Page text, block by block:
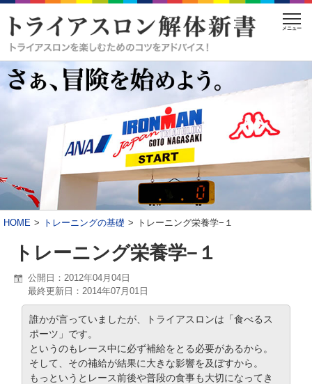
メニュー
HOME トレーニングの基礎 トレーニング栄養学−１
トレーニング栄養学−１
公開日：2012年04月04日
最終更新日：2014年07月01日
誰かが言っていましたが、トライアスロンは「食べるス
ポーツ」です。
というのもレース中に必ず補給をとる必要があるから。
そして、その補給が結果に大きな影響を及ぼすから。
もっというとレース前後や普段の食事も大切になってき